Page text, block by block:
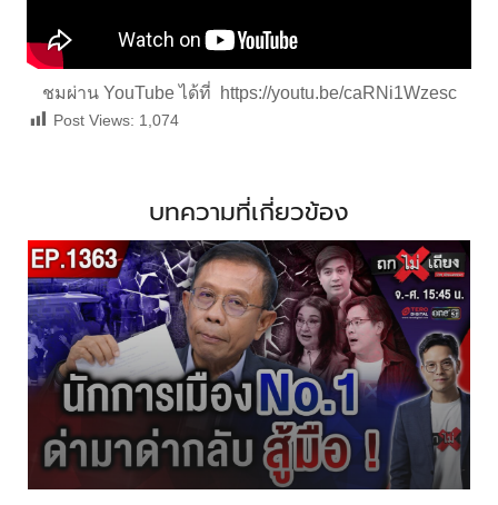
ชมผ่าน YouTube ได้ที่ https://youtu.be/caRNi1Wzesc
Post Views: 1,074
บทความที่เกี่ยวข้อง